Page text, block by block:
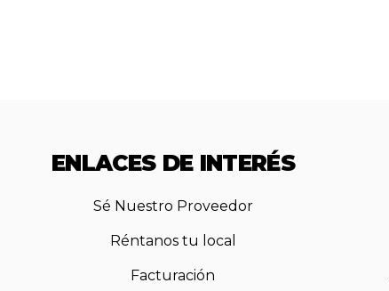
ENLACES DE INTERÉS
Sé Nuestro Proveedor
Réntanos tu local
Facturación